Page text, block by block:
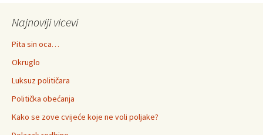
Najnoviji vicevi
Pita sin oca…
Okruglo
Luksuz političara
Politička obećanja
Kako se zove cvijeće koje ne voli poljake?